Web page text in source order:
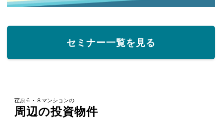
セミナー一覧を見る
荏原６・８マンションの
周辺の投資物件